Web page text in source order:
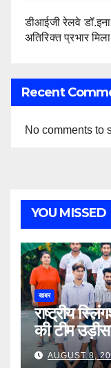
डीआईजी रेलवे
अतिरिक्त प्रभार मिला
Recent
No comments to
YOU MISSED
खबर
राष्ट्रीय
की टीम
AUGUST 8,